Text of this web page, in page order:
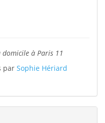
à Paris 11
par Sophie Hériard